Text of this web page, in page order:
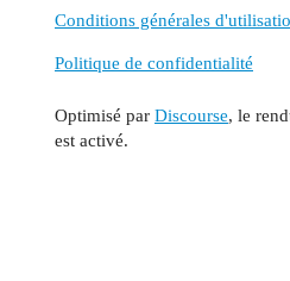
Conditions générales
Politique de confidentialité
Optimisé par Discourse, le
est activé.